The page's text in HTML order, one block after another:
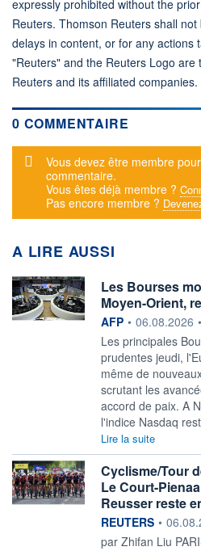
expressly prohibited without the
Reuters. Thomson Reuters shall
delays in content, or for any actions
"Reuters" and the Reuters Logo are
Reuters and its affiliated companies.
0 COMMENTAIRE
Message d'alerte
Vous devez être membre
commentaire.
Vous êtes déjà membre ?
Pas encore membre ?
A LIRE AUSSI
Les Bourses
Moyen-Orient,
information fournie
AFP • 06.08.2026 •
Les principales
prudentes jeudi,
même de
scrutant les
accord de paix. A
l'indice Nasdaq
Lire la suite
Cyclisme/Tour
Le Court-
Reusser reste
information fournie
REUTERS •
par Zhifan Liu